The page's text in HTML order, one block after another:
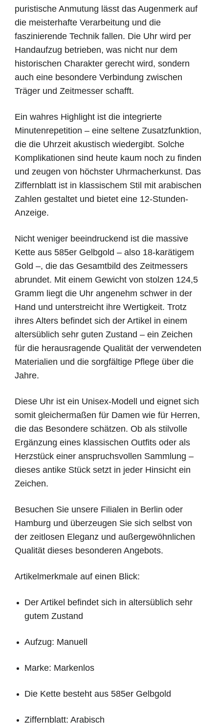
puristische Anmutung lässt das Augenmerk auf
die meisterhafte Verarbeitung und die
faszinierende Technik fallen. Die Uhr wird per
Handaufzug betrieben, was nicht nur dem
historischen Charakter gerecht wird, sondern
auch eine besondere Verbindung zwischen
Träger und Zeitmesser schafft.
Ein wahres Highlight ist die integrierte
Minutenrepetition – eine seltene Zusatzfunktion,
die die Uhrzeit akustisch wiedergibt. Solche
Komplikationen sind heute kaum noch zu finden
und zeugen von höchster Uhrmacherkunst. Das
Ziffernblatt ist in klassischem Stil mit arabischen
Zahlen gestaltet und bietet eine 12-Stunden-
Anzeige.
Nicht weniger beeindruckend ist die massive
Kette aus 585er Gelbgold – also 18-karätigem
Gold –, die das Gesamtbild des Zeitmessers
abrundet. Mit einem Gewicht von stolzen 124,5
Gramm liegt die Uhr angenehm schwer in der
Hand und unterstreicht ihre Wertigkeit. Trotz
ihres Alters befindet sich der Artikel in einem
altersüblich sehr guten Zustand – ein Zeichen
für die herausragende Qualität der verwendeten
Materialien und die sorgfältige Pflege über die
Jahre.
Diese Uhr ist ein Unisex-Modell und eignet sich
somit gleichermaßen für Damen wie für Herren,
die das Besondere schätzen. Ob als stilvolle
Ergänzung eines klassischen Outfits oder als
Herzstück einer anspruchsvollen Sammlung –
dieses antike Stück setzt in jeder Hinsicht ein
Zeichen.
Besuchen Sie unsere Filialen in Berlin oder
Hamburg und überzeugen Sie sich selbst von
der zeitlosen Eleganz und außergewöhnlichen
Qualität dieses besonderen Angebots.
Artikelmerkmale auf einen Blick:
Der Artikel befindet sich in altersüblich sehr
gutem Zustand
Aufzug: Manuell
Marke: Markenlos
Die Kette besteht aus 585er Gelbgold
Ziffernblatt: Arabisch